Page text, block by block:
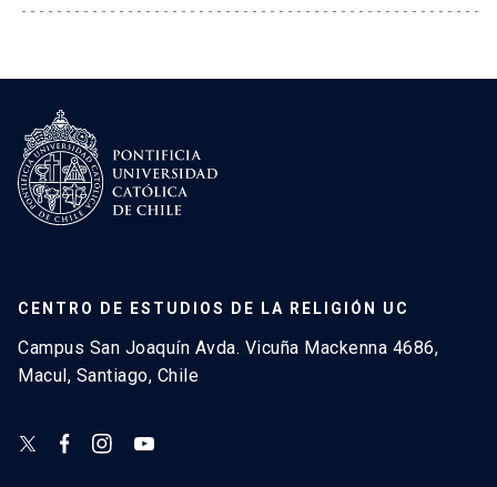
CENTRO DE ESTUDIOS DE LA RELIGIÓN UC
Campus San Joaquín Avda. Vicuña Mackenna 4686,
Macul, Santiago, Chile